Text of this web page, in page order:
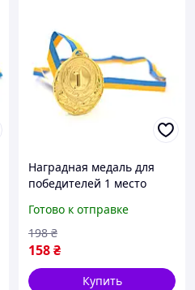
Наградная медаль для
победителей 1 место
конкурсов и мероприятий
диаметр 6,5 см newyork
Готово к отправке
158₴
198 ₴
Купить